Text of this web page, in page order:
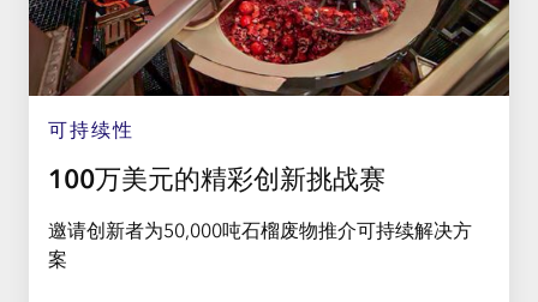
可持续性
100万美元的精彩创新挑战赛
邀请创新者为50,000吨石榴废物推介可持续解决方
案